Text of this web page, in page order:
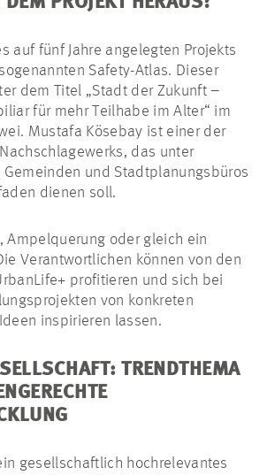
auf fünf Jahre angelegten Projekts
Safety-Atlas. Dieser
dem Titel „Stadt der Zukunft –
für mehr Teilhabe im Alter“ im
Mustafa Kösebay ist einer der
das unter
und Stadtplanungsbüros
dienen soll.
Ampelquerung oder gleich ein
Verantwortlichen können von den
profitieren und sich bei
von konkreten
inspirieren lassen.
TRENDTHEMA
gesellschaftlich hochrelevantes